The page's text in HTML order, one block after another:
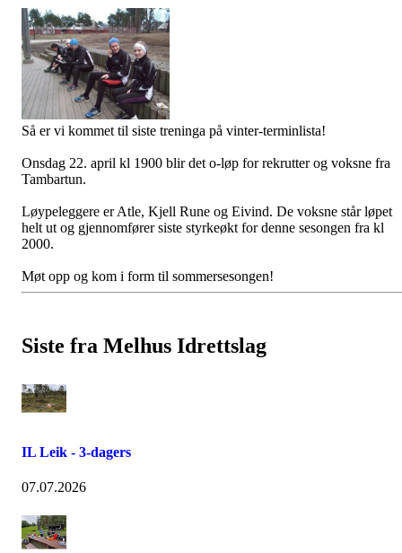
Så er vi kommet til siste treninga på vinter-terminlista!
Onsdag 22. april kl 1900 blir det o-løp for rekrutter og voksne fra
Tambartun.
Løypeleggere er Atle, Kjell Rune og Eivind. De voksne står løpet
helt ut og gjennomfører siste styrkeøkt for denne sesongen fra kl
2000.
Møt opp og kom i form til sommersesongen!
Siste fra Melhus Idrettslag
IL Leik - 3-dagers
07.07.2026